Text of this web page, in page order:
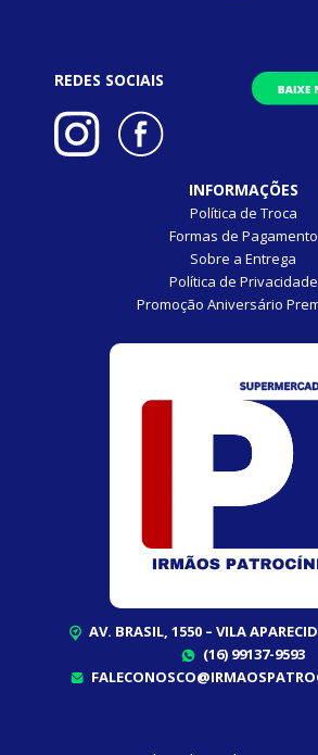
REDES SOCIAIS
INFORMAÇÕES
Política de Troca
Formas de Pagamento
Sobre a Entrega
Política de Privacidade
Promoção Aniversário
AV. BRASIL, 1550 – VILA
(16) 99137-9593